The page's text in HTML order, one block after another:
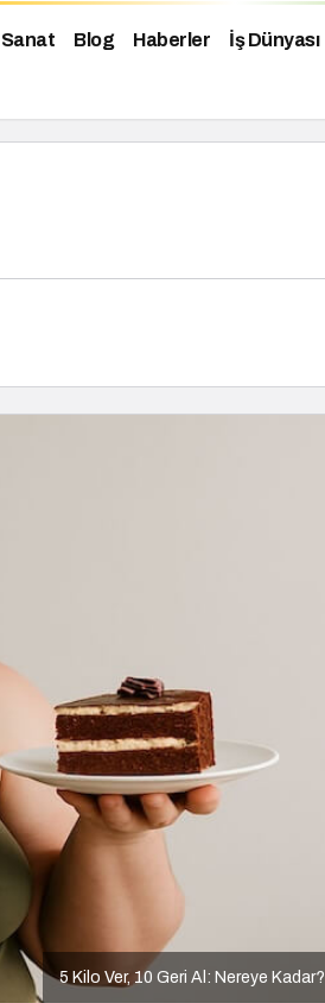
Blog Haberler İş Dünyası
5 Kilo Ver, 10 Geri Al: Nereye Kadar?